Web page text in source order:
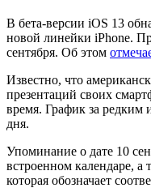
В бета-версии iOS 13
новой линейки iPhone.
сентября. Об этом
Известно, что
презентаций своих
время. График за редким
дня.
Упоминание о дате 10
встроенном календаре, а
которая обозначает